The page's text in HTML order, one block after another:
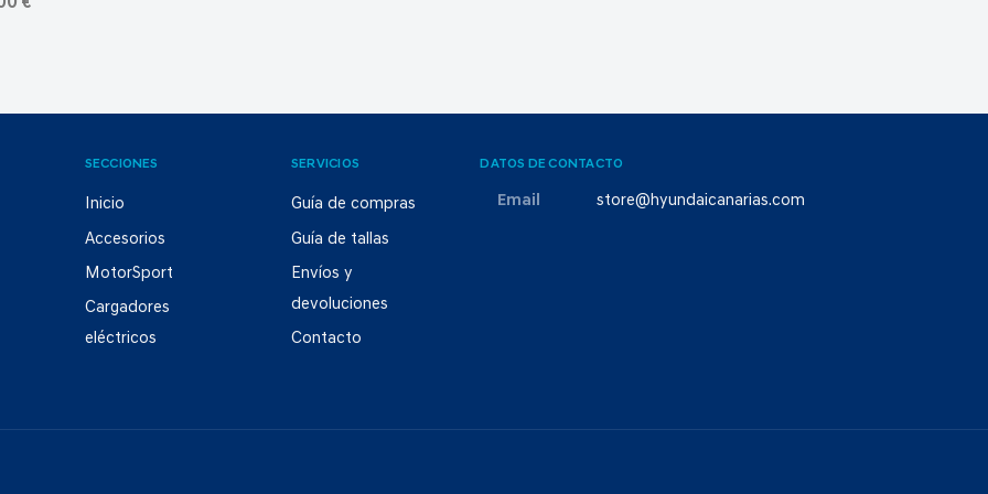
€
SECCIONES
Inicio
Accesorios
MotorSport
Cargadores
eléctricos
SERVICIOS
Guía de compras
Guía de tallas
Envíos y
devoluciones
Contacto
DATOS DE CONTACTO
Email store@hyundaicanarias.com